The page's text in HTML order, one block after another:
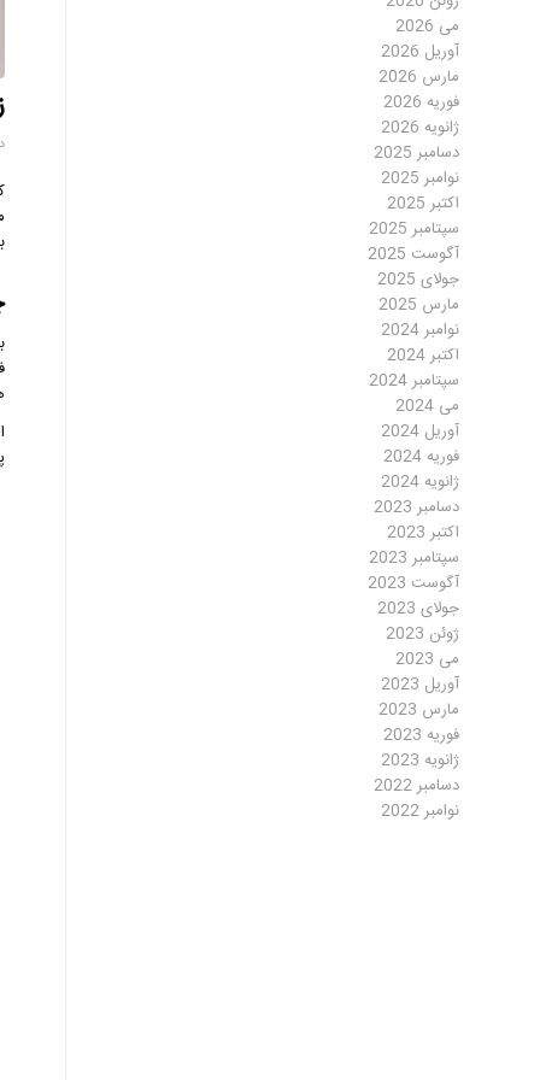
می 2026
آوریل 2026
مارس 2026
فوریه 2026
ژانویه 2026
دسامبر 2025
نوامبر 2025
اکتبر 2025
سپتامبر 2025
آگوست 2025
جولای 2025
مارس 2025
نوامبر 2024
اکتبر 2024
سپتامبر 2024
می 2024
آوریل 2024
فوریه 2024
ژانویه 2024
دسامبر 2023
اکتبر 2023
سپتامبر 2023
آگوست 2023
جولای 2023
ژوئن 2023
می 2023
آوریل 2023
مارس 2023
فوریه 2023
ژانویه 2023
دسامبر 2022
نوامبر 2022